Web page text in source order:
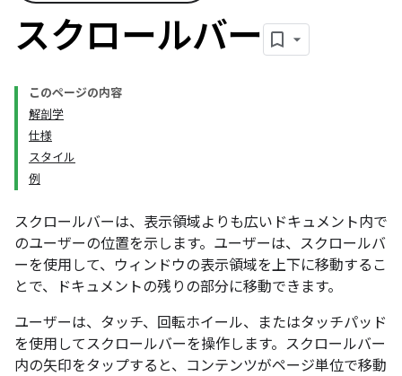
スクロールバー
このページの内容
解剖学
仕様
スタイル
例
スクロールバーは、表示領域よりも広いドキュメント内で
のユーザーの位置を示します。ユーザーは、スクロールバ
ーを使用して、ウィンドウの表示領域を上下に移動するこ
とで、ドキュメントの残りの部分に移動できます。
ユーザーは、タッチ、回転ホイール、またはタッチパッド
を使用してスクロールバーを操作します。スクロールバー
内の矢印をタップすると、コンテンツがページ単位で移動